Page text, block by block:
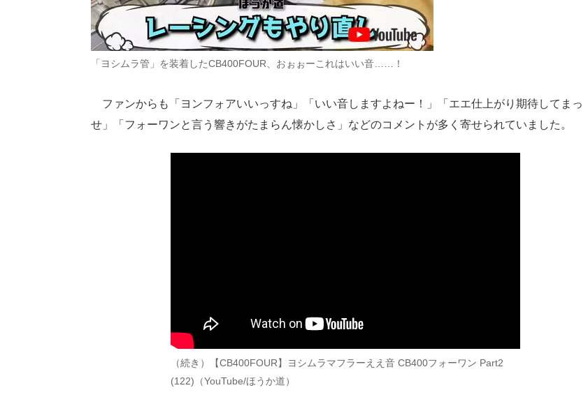
「ヨシムラ管」を装着したCB400FOUR、おぉぉーこれはいい音……！
ファンからも「ヨンフォアいいっすね」「いい音しますよねー！」「エエ仕上がり期待してまっ
せ」「フォーワンと言う響きがたまらん懐かしさ」などのコメントが多く寄せられていました。
（続き）【CB400FOUR】ヨシムラマフラーええ音 CB400フォーワン Part2
(122)（YouTube/ほうか道）